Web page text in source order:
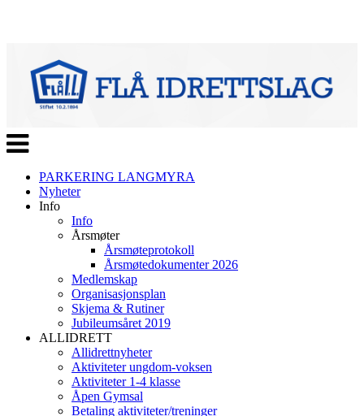
Veksle
navigasjon
PARKERING LANGMYRA
Nyheter
Info
Info
Årsmøter
Årsmøteprotokoll
Årsmøtedokumenter 2026
Medlemskap
Organisasjonsplan
Skjema & Rutiner
Jubileumsåret 2019
ALLIDRETT
Allidrettnyheter
Aktiviteter ungdom-voksen
Aktiviteter 1-4 klasse
Åpen Gymsal
Betaling aktiviteter/treninger